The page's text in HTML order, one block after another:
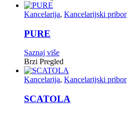
Kancelarija, Kancelarijski pribor
PURE
Saznaj više
Brzi Pregled
Kancelarija, Kancelarijski pribor
SCATOLA